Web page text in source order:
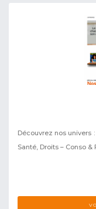
Découvrez nos univers
Santé, Droits – Conso &